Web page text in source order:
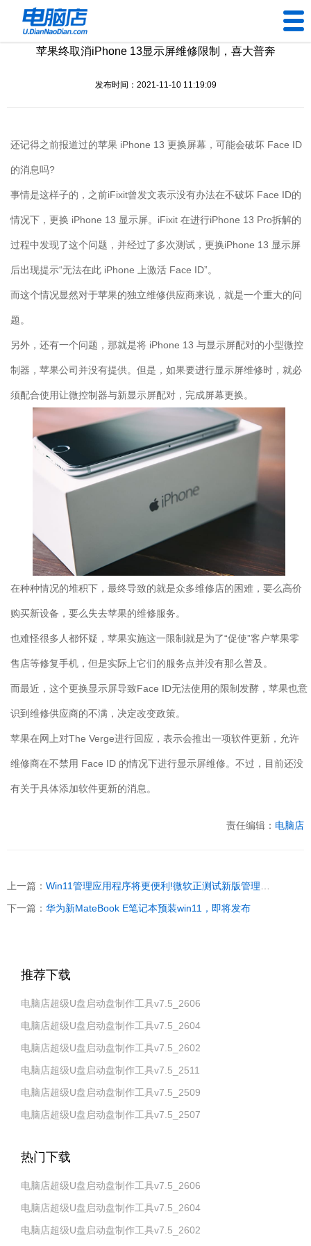
U盘工具
电脑问题
苹果终取消iPhone 13显示屏维修限制，喜大普奔
发布时间：2021-11-10 11:19:09
还记得之前报道过的苹果 iPhone 13 更换屏幕，可能会破坏 Face ID
的消息吗?
事情是这样子的，之前iFixit曾发文表示没有办法在不破坏 Face ID的
情况下，更换 iPhone 13 显示屏。iFixit 在进行iPhone 13 Pro拆解的
过程中发现了这个问题，并经过了多次测试，更换iPhone 13 显示屏
后出现提示“无法在此 iPhone 上激活 Face ID”。
而这个情况显然对于苹果的独立维修供应商来说，就是一个重大的问
题。
另外，还有一个问题，那就是将 iPhone 13 与显示屏配对的小型微控
制器，苹果公司并没有提供。但是，如果要进行显示屏维修时，就必
须配合使用让微控制器与新显示屏配对，完成屏幕更换。
在种种情况的堆积下，最终导致的就是众多维修店的困难，要么高价
购买新设备，要么失去苹果的维修服务。
也难怪很多人都怀疑，苹果实施这一限制就是为了“促使”客户苹果零
售店等修复手机，但是实际上它们的服务点并没有那么普及。
而最近，这个更换显示屏导致Face ID无法使用的限制发酵，苹果也意
识到维修供应商的不满，决定改变政策。
苹果在网上对The Verge进行回应，表示会推出一项软件更新，允许
维修商在不禁用 Face ID 的情况下进行显示屏维修。不过，目前还没
有关于具体添加软件更新的消息。
责任编辑： 电脑店
上一篇： Win11管理应用程序将更便利!微软正测试新版管理界面！
下一篇： 华为新MateBook E笔记本预装win11，即将发布
推荐下载
电脑店超级U盘启动盘制作工具v7.5_2606
电脑店超级U盘启动盘制作工具v7.5_2604
电脑店超级U盘启动盘制作工具v7.5_2602
电脑店超级U盘启动盘制作工具v7.5_2511
电脑店超级U盘启动盘制作工具v7.5_2509
电脑店超级U盘启动盘制作工具v7.5_2507
热门下载
电脑店超级U盘启动盘制作工具v7.5_2606
电脑店超级U盘启动盘制作工具v7.5_2604
电脑店超级U盘启动盘制作工具v7.5_2602